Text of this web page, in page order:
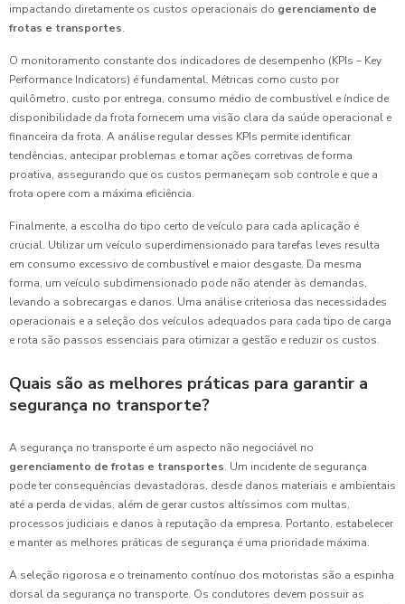
impactando diretamente os custos operacionais do gerenciamento de
frotas e transportes.
O monitoramento constante dos indicadores de desempenho (KPIs – Key
Performance Indicators) é fundamental. Métricas como custo por
quilômetro, custo por entrega, consumo médio de combustível e índice de
disponibilidade da frota fornecem uma visão clara da saúde operacional e
financeira da frota. A análise regular desses KPIs permite identificar
tendências, antecipar problemas e tomar ações corretivas de forma
proativa, assegurando que os custos permaneçam sob controle e que a
frota opere com a máxima eficiência.
Finalmente, a escolha do tipo certo de veículo para cada aplicação é
crucial. Utilizar um veículo superdimensionado para tarefas leves resulta
em consumo excessivo de combustível e maior desgaste. Da mesma
forma, um veículo subdimensionado pode não atender às demandas,
levando a sobrecargas e danos. Uma análise criteriosa das necessidades
operacionais e a seleção dos veículos adequados para cada tipo de carga
e rota são passos essenciais para otimizar a gestão e reduzir os custos.
Quais são as melhores práticas para garantir a
segurança no transporte?
A segurança no transporte é um aspecto não negociável no
gerenciamento de frotas e transportes. Um incidente de segurança
pode ter consequências devastadoras, desde danos materiais e ambientais
até a perda de vidas, além de gerar custos altíssimos com multas,
processos judiciais e danos à reputação da empresa. Portanto, estabelecer
e manter as melhores práticas de segurança é uma prioridade máxima.
A seleção rigorosa e o treinamento contínuo dos motoristas são a espinha
dorsal da segurança no transporte. Os condutores devem possuir as